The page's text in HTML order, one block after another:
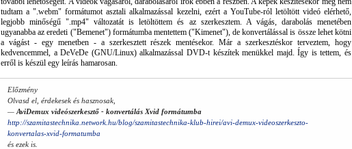
tudtam a ".webm" formátumot asztali alkalmazással kezelni, ezért a YouTube-ról letöltött videó elérhető,
legjobb minőségű ".mp4" változatát is letöltöttem és az szerkesztem. A vágás, darabolás menetében
ugyanabba az eredeti ("Bemenet") formátumba mentettem ("Kimenet"), de konvertálással is össze lehet kötni
a vágást - egy menetben - a szerkesztett részek mentésekor. Már a szerkesztéskor terveztem, hogy
kedvencemmel, a DeVeDe (GNU/Linux) alkalmazással DVD-t készítek menükkel majd. Így is tettem, és
erről is készül egy leírás hamarosan.
Előzmény
Olvasd el, érdekesek és hasznosak,
— AviDemux videószerkesztő - konvertálás Xvid formátumba
http://szamitastechnika.network.hu/blog/szamitastechnika-klub-hirei/avi-demux-videoszerkeszto-
konvertalas-xvid-formatumba
és ezek is.